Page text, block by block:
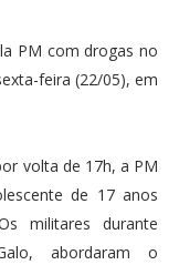
PM com drogas no
feira (22/05), em
volta de 17h, a PM
de 17 anos
militares durante
abordaram o